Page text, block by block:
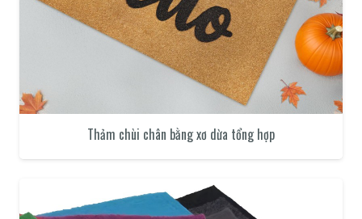
Thảm chùi chân bằng xơ dừa tổng hợp